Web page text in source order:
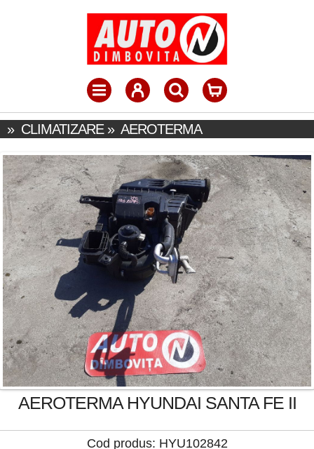
» CLIMATIZARE» AEROTERMA
AEROTERMA HYUNDAI SANTA FE II
Cod produs: HYU102842